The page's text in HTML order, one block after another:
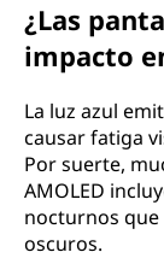
¿Las
impacto
La luz azul
causar fatiga
Por suerte,
AMOLED
nocturnos
oscuros.